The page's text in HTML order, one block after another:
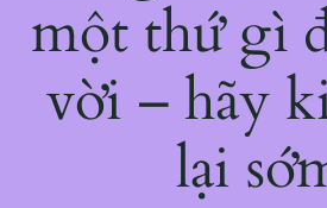
một thứ gì
vời – hãy
lại